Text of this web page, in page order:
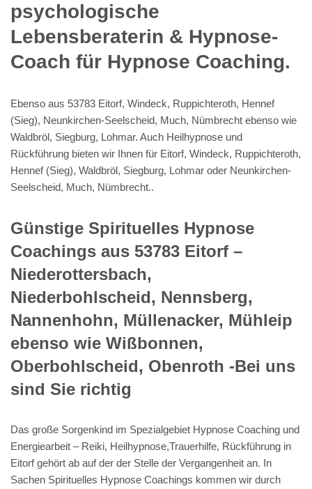
psychologische
Lebensberaterin & Hypnose-
Coach für Hypnose Coaching.
Ebenso aus 53783 Eitorf, Windeck, Ruppichteroth, Hennef
(Sieg), Neunkirchen-Seelscheid, Much, Nümbrecht ebenso wie
Waldbröl, Siegburg, Lohmar. Auch Heilhypnose und
Rückführung bieten wir Ihnen für Eitorf, Windeck, Ruppichteroth,
Hennef (Sieg), Waldbröl, Siegburg, Lohmar oder Neunkirchen-
Seelscheid, Much, Nümbrecht..
Günstige Spirituelles Hypnose
Coachings aus 53783 Eitorf –
Niederottersbach,
Niederbohlscheid, Nennsberg,
Nannenhohn, Müllenacker, Mühleip
ebenso wie Wißbonnen,
Oberbohlscheid, Obenroth -Bei uns
sind Sie richtig
Das große Sorgenkind im Spezialgebiet Hypnose Coaching und
Energiearbeit – Reiki, Heilhypnose,Trauerhilfe, Rückführung in
Eitorf gehört ab auf der der Stelle der Vergangenheit an. In
Sachen Spirituelles Hypnose Coachings kommen wir durch